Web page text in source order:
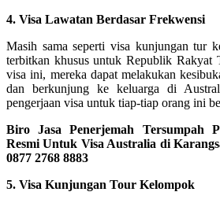
4. Visa Lawatan Berdasar Frekwensi
Masih sama seperti visa kunjungan tur
terbitkan khusus untuk Republik Rakyat
visa ini, mereka dapat melakukan
dan berkunjung ke keluarga di
pengerjaan visa untuk tiap-tiap orang ini
Biro Jasa Penerjemah Tersumpah
Resmi Untuk Visa Australia di
0877 2768 8883
5. Visa Kunjungan Tour Kelompok